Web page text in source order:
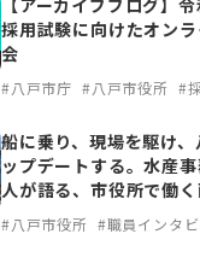
採用試験に向けたオン
会
#八戸市庁 #八戸市役所 #
船に乗り、現場を駆け
ップデートする。水産
人が語る、市役所で働く
#八戸市役所 #職員インタ